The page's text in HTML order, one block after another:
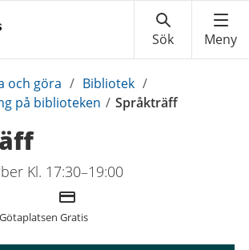
och göra / Bibliotek /
på biblioteken / Språkträff
Kl. 17:30–19:00
Kostnad
Gratis